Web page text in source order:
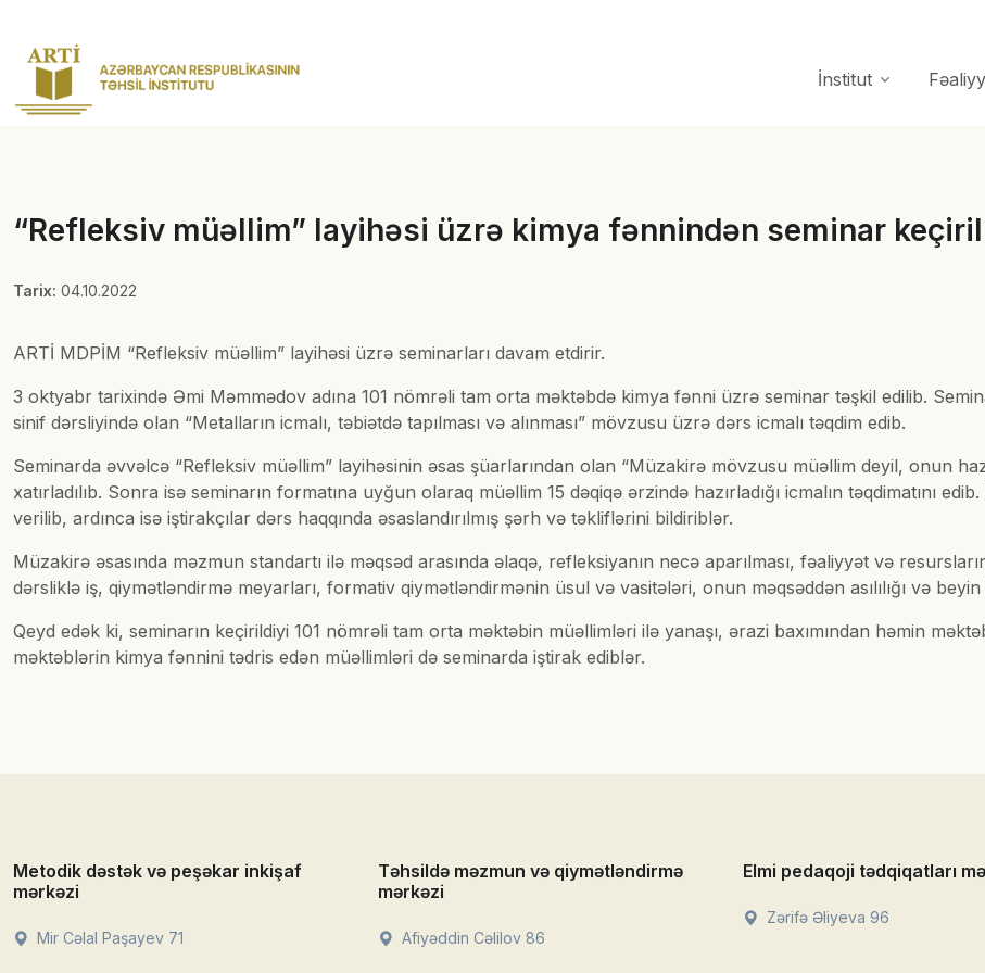
İnstitut
“Refleksiv müəllim” layihəsi üzrə kimya fənnindən seminar
Tarix: 04.10.2022
ARTİ MDPİM “Refleksiv müəllim” layihəsi üzrə seminarları davam etdirir.
3 oktyabr tarixində Əmi Məmmədov adına 101 nömrəli tam orta məktəbdə kimya fənni üzrə seminar təşkil edilib.
sinif dərsliyində olan “Metalların icmalı, təbiətdə tapılması və alınması” mövzusu üzrə dərs icmalı təqdim edib.
Seminarda əvvəlcə “Refleksiv müəllim” layihəsinin əsas şüarlarından olan “Müzakirə mövzusu müəllim deyil, onun
xatırladılıb. Sonra isə seminarın formatına uyğun olaraq müəllim 15 dəqiqə ərzində hazırladığı icmalın təqdimatını
verilib, ardınca isə iştirakçılar dərs haqqında əsaslandırılmış şərh və təkliflərini bildiriblər.
Müzakirə əsasında məzmun standartı ilə məqsəd arasında əlaqə, refleksiyanın necə aparılması, fəaliyyət və
dərsliklə iş, qiymətləndirmə meyarları, formativ qiymətləndirmənin üsul və vasitələri, onun məqsəddən asılılığı və
Qeyd edək ki, seminarın keçirildiyi 101 nömrəli tam orta məktəbin müəllimləri ilə yanaşı, ərazi baxımından həmin
məktəblərin kimya fənnini tədris edən müəllimləri də seminarda iştirak ediblər.
Metodik dəstək və peşəkar inkişaf
mərkəzi
Mir Cəlal Paşayev 71
Təhsildə məzmun və qiymətləndirmə
mərkəzi
Afiyəddin Cəlilov 86
Elmi pedaqoji tədqiqatları
Zərifə Əliyeva 96